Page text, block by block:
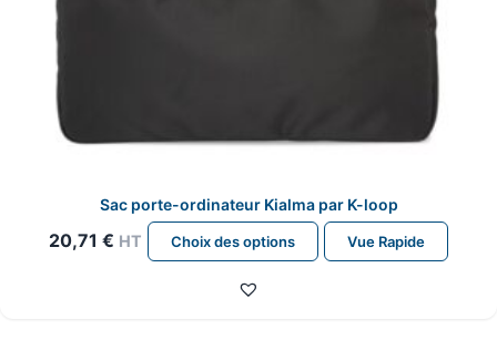
Sac porte-ordinateur Kialma par K-loop
20,71 € HT Choix des options
Ce
produit
Vue Rapide